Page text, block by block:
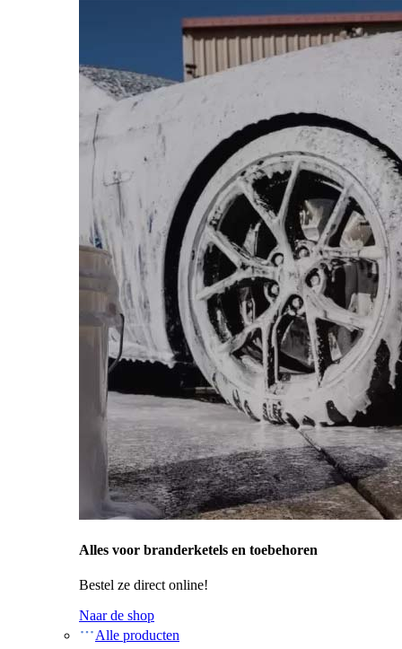
Alles voor branderketels en toebehoren
Bestel ze direct online!
Naar de shop
Alle producten